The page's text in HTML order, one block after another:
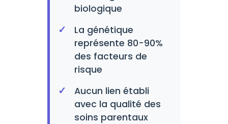
biologique
La génétique
représente 80-90%
des facteurs de
risque
Aucun lien établi
avec la qualité des
soins parentaux